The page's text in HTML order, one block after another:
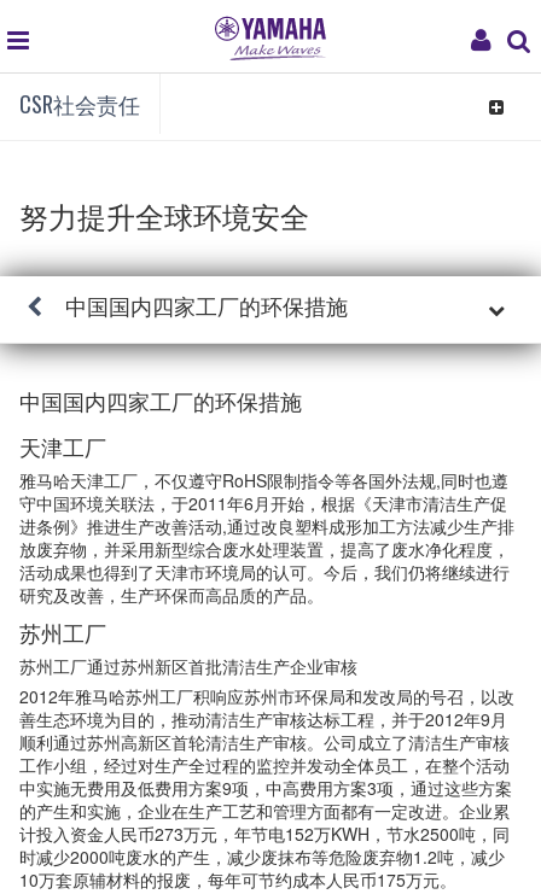
My
navigation
CSR社会责任
Toggle
努力提升全球环境安全
中国国内四家工厂的环保措施
中国国内四家工厂的环保措施
天津工厂
雅马哈天津工厂，不仅遵守RoHS限制指令等各国外法规,同时也遵
守中国环境关联法，于2011年6月开始，根据《天津市清洁生产促
进条例》推进生产改善活动,通过改良塑料成形加工方法减少生产排
放废弃物，并采用新型综合废水处理装置，提高了废水净化程度，
活动成果也得到了天津市环境局的认可。今后，我们仍将继续进行
研究及改善，生产环保而高品质的产品。
苏州工厂
苏州工厂通过苏州新区首批清洁生产企业审核
2012年雅马哈苏州工厂积响应苏州市环保局和发改局的号召，以改
善生态环境为目的，推动清洁生产审核达标工程，并于2012年9月
顺利通过苏州高新区首轮清洁生产审核。公司成立了清洁生产审核
工作小组，经过对生产全过程的监控并发动全体员工，在整个活动
中实施无费用及低费用方案9项，中高费用方案3项，通过这些方案
的产生和实施，企业在生产工艺和管理方面都有一定改进。企业累
计投入资金人民币273万元，年节电152万KWH，节水2500吨，同
时减少2000吨废水的产生，减少废抹布等危险废弃物1.2吨，减少
10万套原辅材料的报废，每年可节约成本人民币175万元。